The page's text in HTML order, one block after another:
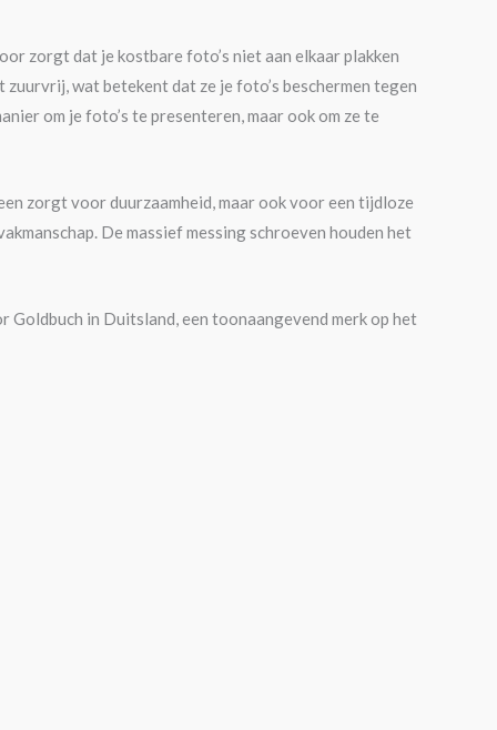
zorgt dat je kostbare foto’s niet aan elkaar plakken
wat betekent dat ze je foto’s beschermen tegen
om je foto’s te presenteren, maar ook om ze te
zorgt voor duurzaamheid, maar ook voor een tijdloze
De massief messing schroeven houden het
Goldbuch in Duitsland, een toonaangevend merk op het